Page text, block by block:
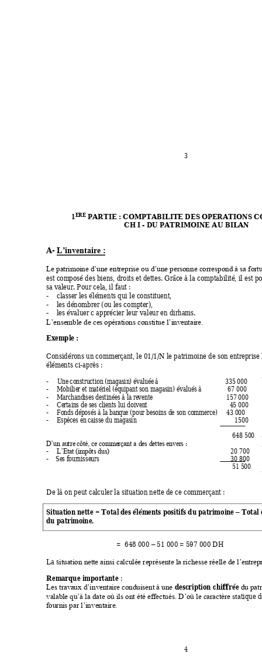
3
4
1ERE PARTIE : COMPTABILITE DES OPERATIONS
CH I - DU PATRIMOINE AU BILAN
A- L’inventaire :
Le patrimoine d’une entreprise ou d’une personne correspond à sa
est composé des biens, droits et dettes. Grâce à la comptabilité, ilest
sa valeur. Pour cela, il faut :
- classer les éléments qui le constituent,
- les dénombrer (ou les compter),
- les évaluer c apprécier leur valeur en dirhams.
L’ensemble de ces opérations constitue l’inventaire.
Exemple :
Considérons un commerçant, le 01/1/N le patrimoine de son
éléments ci-après :
- Une construction (magasin) évaluée à
                                   335 000
- Mobilier et matériel (équipant son magasin) évalués à
              67
000
- Marchandises destinées à la revente
                                      157 000
- Certains de ses clients lui doivent
45 000
- Fonds déposés à la banque (pour besoins de son commerce)     43 000
- Espèces en caisse du magasin 1500
648 500
D’un autre côté, ce commerçant a des dettes envers :
- L’Etat (impôts dus)
                     20
700
-    Ses fournisseurs
                  30
800
51 500
De là on peut calculer la situation nette de ce commerçant :
Situation nette = Total des éléments positifs du patrimoine – Total
du patrimoine.
                                     =  648 000
– 51 000 = 597 000 DH
La situation nette ainsi calculée représente la richesse réelle de
Remarque importante :
Les travaux d’inventaire conduisent à une description chiffrée du
valable qu’à la date où ils ont été effectués. D’où le caractère statique
fournis par l’inventaire.